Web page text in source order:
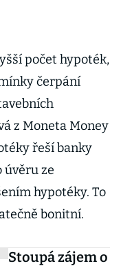
počet hypoték,
čerpání
z Moneta Money
řeší banky
úvěru ze
hypotéky. To
bonitní.
Stoupá zájem o